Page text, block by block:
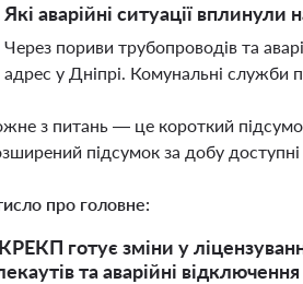
Які аварійні ситуації вплинули
Через пориви трубопроводів та
адрес у Дніпрі. Комунальні
з питань — це короткий
підсумок за добу доступні
про головне:
готує зміни у
та аварійні